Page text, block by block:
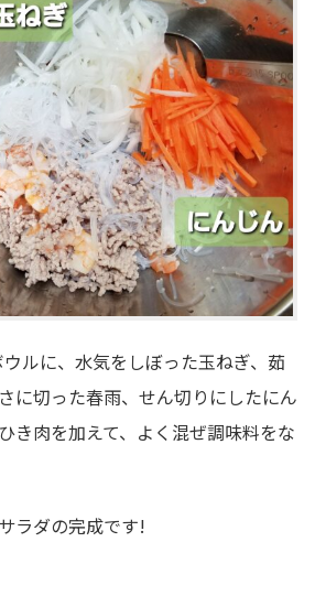
ルに、水気をしぼった玉ねぎ、茹
に切った春雨、せん切りにしたにん
き肉を加えて、よく混ぜ調味料をな
ラダの完成です!